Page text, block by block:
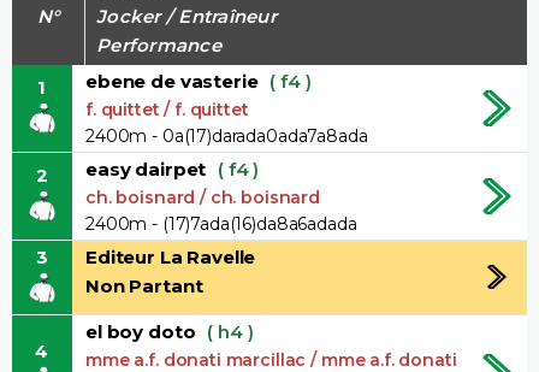
N°
Jocker / Entraîneur
Performance
1
ebene de vasterie ( f4 )
f. quittet / f. quittet
2400m - 0a(17)darada0ada7a8ada
2 easy dairpet ( f4 )
ch. boisnard / ch. boisnard
2400m - (17)7ada(16)da8a6adada
3
Editeur La Ravelle
Non Partant
4
el boy doto ( h4 )
mme a.f. donati marcillac / mme a.f. donati